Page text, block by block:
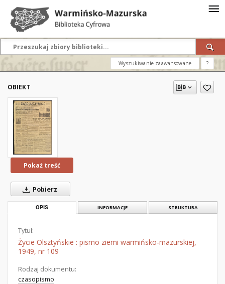
Wyszukiwanie zaawansowane ?
OBIEKT
Pokaż treść
Pobierz
OPIS INFORMACJE STRUKTURA
Tytuł:
Życie Olsztyńskie : pismo ziemi warmińsko-mazurskiej,
1949, nr 109
Rodzaj dokumentu:
czasopismo